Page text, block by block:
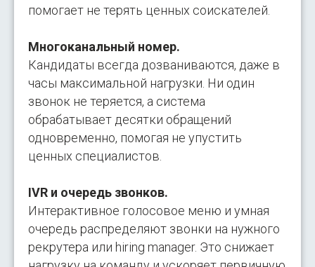
помогает не терять ценных соискателей.
Многоканальный номер.
Кандидаты всегда дозваниваются, даже в
часы максимальной нагрузки. Ни один
звонок не теряется, а система
обрабатывает десятки обращений
одновременно, помогая не упустить
ценных специалистов.
IVR и очередь звонков.
Интерактивное голосовое меню и умная
очередь распределяют звонки на нужного
рекрутера или hiring manager. Это снижает